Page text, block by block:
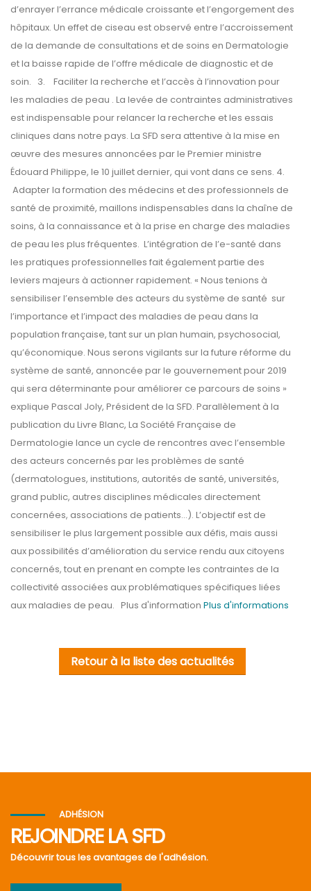
d’enrayer l’errance médicale croissante et l’engorgement des
hôpitaux. Un effet de ciseau est observé entre l’accroissement
de la demande de consultations et de soins en Dermatologie
et la baisse rapide de l’offre médicale de diagnostic et de
soin. 3. Faciliter la recherche et l’accès à l’innovation pour
les maladies de peau . La levée de contraintes administratives
est indispensable pour relancer la recherche et les essais
cliniques dans notre pays. La SFD sera attentive à la mise en
œuvre des mesures annoncées par le Premier ministre
Édouard Philippe, le 10 juillet dernier, qui vont dans ce sens. 4.
Adapter la formation des médecins et des professionnels de
santé de proximité, maillons indispensables dans la chaîne de
soins, à la connaissance et à la prise en charge des maladies
de peau les plus fréquentes. L’intégration de l’e-santé dans
les pratiques professionnelles fait également partie des
leviers majeurs à actionner rapidement. « Nous tenions à
sensibiliser l’ensemble des acteurs du système de santé sur
l’importance et l’impact des maladies de peau dans la
population française, tant sur un plan humain, psychosocial,
qu’économique. Nous serons vigilants sur la future réforme du
système de santé, annoncée par le gouvernement pour 2019
qui sera déterminante pour améliorer ce parcours de soins »
explique Pascal Joly, Président de la SFD. Parallèlement à la
publication du Livre Blanc, La Société Française de
Dermatologie lance un cycle de rencontres avec l’ensemble
des acteurs concernés par les problèmes de santé
(dermatologues, institutions, autorités de santé, universités,
grand public, autres disciplines médicales directement
concernées, associations de patients…). L’objectif est de
sensibiliser le plus largement possible aux défis, mais aussi
aux possibilités d’amélioration du service rendu aux citoyens
concernés, tout en prenant en compte les contraintes de la
collectivité associées aux problématiques spécifiques liées
aux maladies de peau. Plus d'information Plus d'informations
Retour à la liste des actualités
ADHÉSION
REJOINDRE LA SFD
Découvrir tous les avantages de l'adhésion.